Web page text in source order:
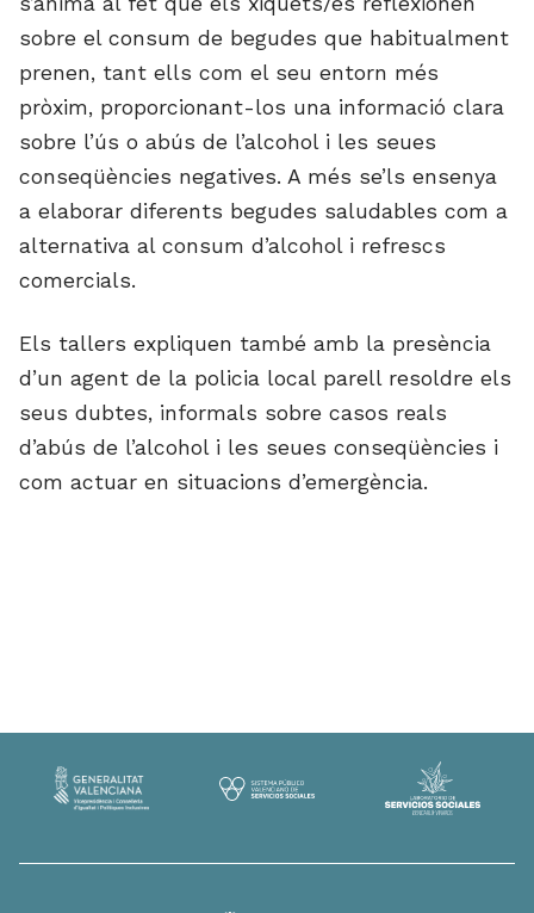
sobre el consum de begudes que habitualment
prenen, tant ells com el seu entorn més
pròxim, proporcionant-los una informació clara
sobre l’ús o abús de l’alcohol i les seues
conseqüències negatives. A més se’ls ensenya
a elaborar diferents begudes saludables com a
alternativa al consum d’alcohol i refrescs
comercials.
Els tallers expliquen també amb la presència
d’un agent de la policia local parell resoldre els
seus dubtes, informals sobre casos reals
d’abús de l’alcohol i les seues conseqüències i
com actuar en situacions d’emergència.